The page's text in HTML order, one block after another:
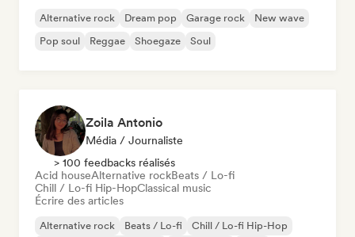
Alternative rock Dream pop Garage rock
New wave
Pop soul
Reggae Shoegaze Soul
Zoila Antonio
Média / Journaliste
> 100 feedbacks réalisés
Acid houseAlternative rockBeats / Lo-fi
Chill / Lo-fi Hip-HopClassical music
Écrire des articles
Alternative rock Beats / Lo-fi
Chill / Lo-fi Hip-Hop